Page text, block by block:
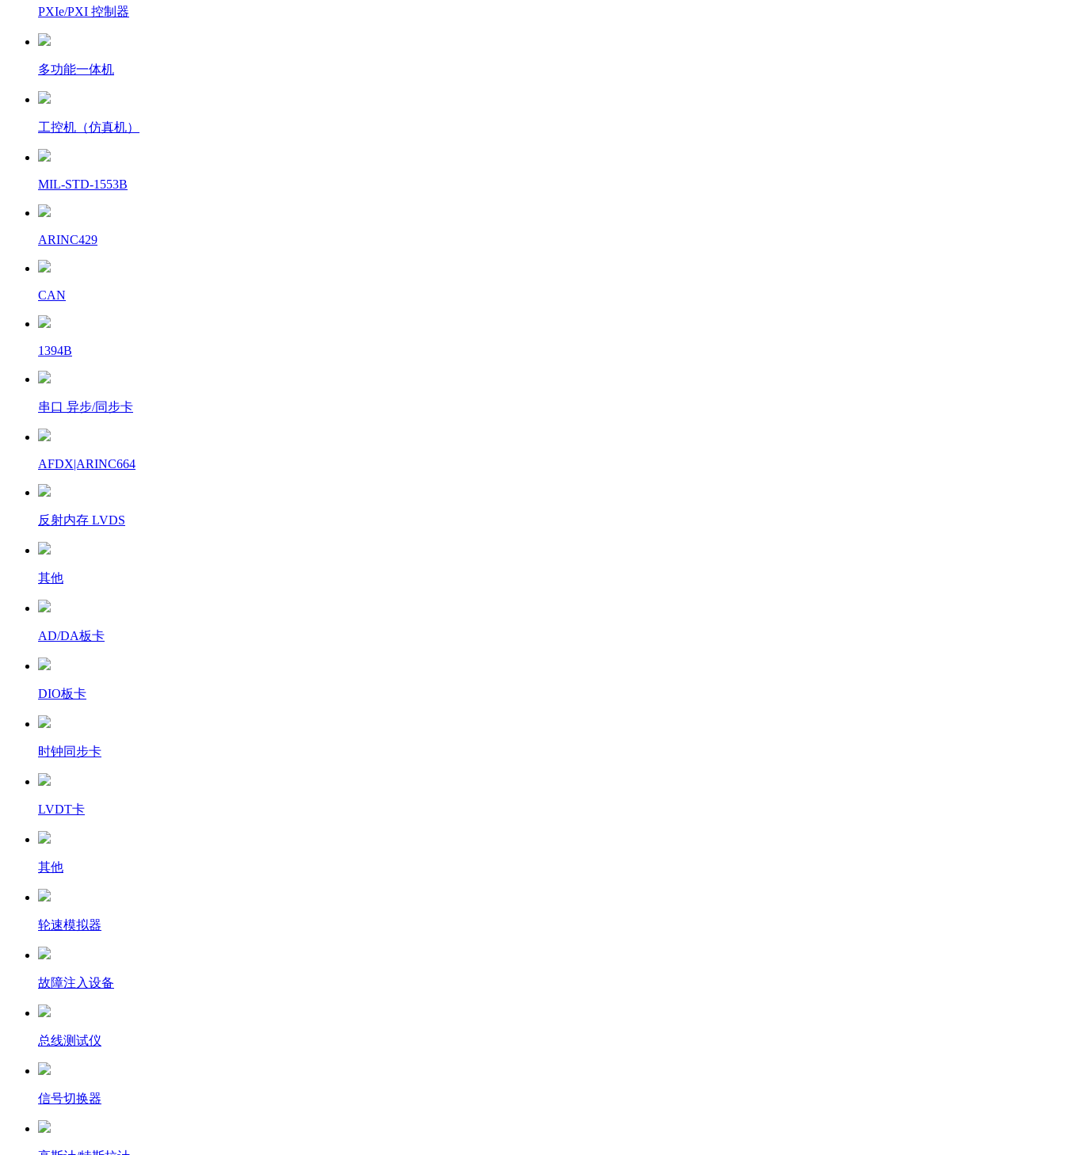
PXIe/PXI 控制器
多功能一体机
工控机（仿真机）
MIL-STD-1553B
ARINC429
CAN
1394B
串口 异步/同步卡
AFDX|ARINC664
反射内存 LVDS
其他
AD/DA板卡
DIO板卡
时钟同步卡
LVDT卡
其他
轮速模拟器
故障注入设备
总线测试仪
信号切换器